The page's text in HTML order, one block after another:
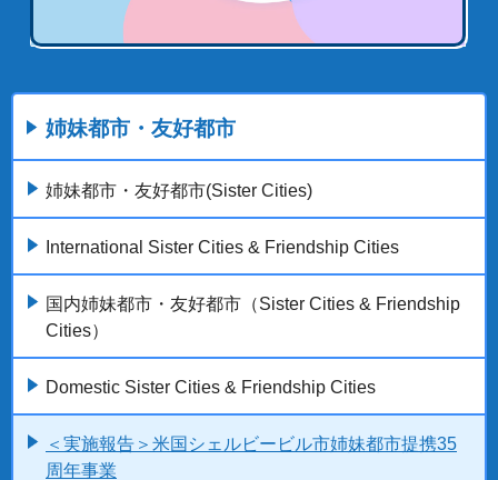
姉妹都市・友好都市
姉妹都市・友好都市(Sister Cities)
International Sister Cities & Friendship Cities
国内姉妹都市・友好都市（Sister Cities & Friendship
Cities）
Domestic Sister Cities & Friendship Cities
＜実施報告＞米国シェルビービル市姉妹都市提携35
周年事業